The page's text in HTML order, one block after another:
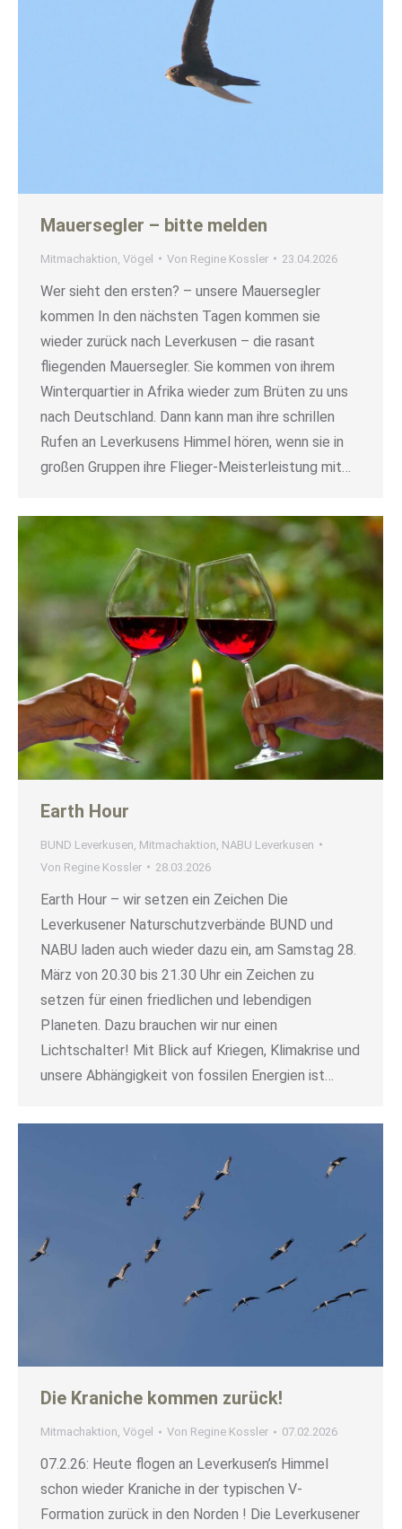
Mauersegler – bitte melden
Mitmachaktion Vögel Von Regine Kossler 23.04.2026
Wer sieht den ersten? – unsere Mauersegler
kommen In den nächsten Tagen kommen sie
wieder zurück nach Leverkusen – die rasant
fliegenden Mauersegler. Sie kommen von ihrem
Winterquartier in Afrika wieder zum Brüten zu uns
nach Deutschland. Dann kann man ihre schrillen
Rufen an Leverkusens Himmel hören, wenn sie in
großen Gruppen ihre Flieger-Meisterleistung mit…
Earth Hour
BUND Leverkusen Mitmachaktion NABU Leverkusen
Von Regine Kossler 28.03.2026
Earth Hour – wir setzen ein Zeichen Die
Leverkusener Naturschutzverbände BUND und
NABU laden auch wieder dazu ein, am Samstag 28.
März von 20.30 bis 21.30 Uhr ein Zeichen zu
setzen für einen friedlichen und lebendigen
Planeten. Dazu brauchen wir nur einen
Lichtschalter! Mit Blick auf Kriegen, Klimakrise und
unsere Abhängigkeit von fossilen Energien ist…
Die Kraniche kommen zurück!
Mitmachaktion, Vögel Von Regine Kossler 07.02.2026
07.2.26: Heute flogen an Leverkusen’s Himmel
schon wieder Kraniche in der typischen V-
Formation zurück in den Norden ! Die Leverkusener